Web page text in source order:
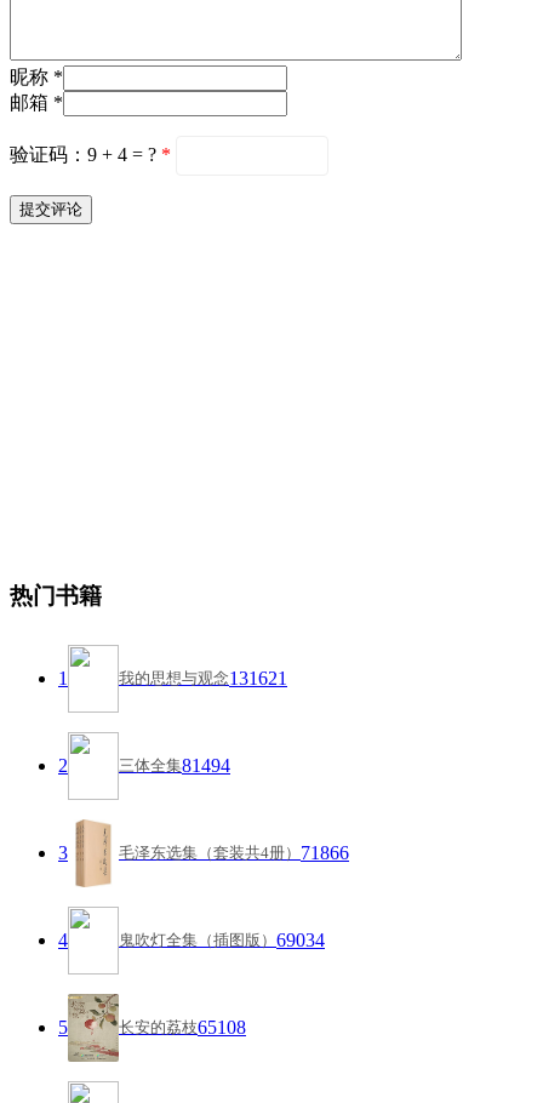
昵称 *
邮箱 *
验证码：9 + 4 = ? *
热门书籍
1 我的思想与观念131621
2 三体全集81494
3 毛泽东选集（套装共4册） 71866
4 鬼吹灯全集（插图版） 69034
5 长安的荔枝65108